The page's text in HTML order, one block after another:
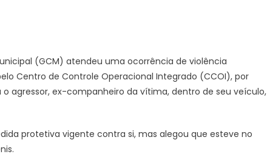
Agência
de
Notícias
(GCM) atendeu uma ocorrência de violência
Centro de Controle Operacional Integrado (CCOI), por
agressor, ex-companheiro da vítima, dentro de seu veículo,
protetiva vigente contra si, mas alegou que esteve no